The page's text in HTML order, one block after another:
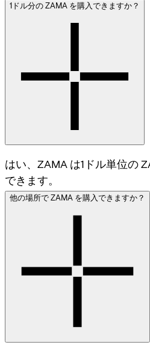
1ドル分の ZAMA を購入できますか？
はい、ZAMA は1ドル単位の
できます。
他の場所で ZAMA を購入できますか？